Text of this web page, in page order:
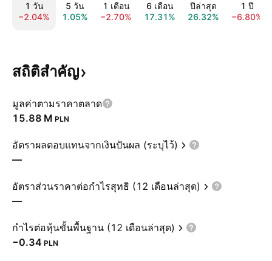
1 วัน
−2.04%
5 วัน
1.05%
1 เดือน
−2.70%
6 เดือน
17.31%
ปีล่าสุด
26.32%
1 ปี
−6.80%
สถิติสำคัญ
มูลค่าตามราคาตลาด
‪15.88 M‬ PLN
อัตราผลตอบแทนจากเงินปันผล (ระบุไว้)
—
อัตราส่วนราคาต่อกำไรสุทธิ (12 เดือนล่าสุด)
—
กำไรต่อหุ้นขั้นพื้นฐาน (12 เดือนล่าสุด)
−0.34 PLN